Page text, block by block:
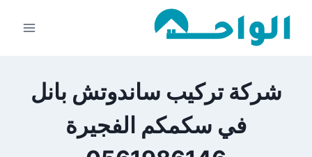
شركة تركيب ساندوتش بانل
في سكمكم الفجيرة